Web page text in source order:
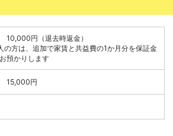
10,000円（退去時返金）
の方は、追加で家賃と共益費の1か月分を保証金
預かりします
15,000円